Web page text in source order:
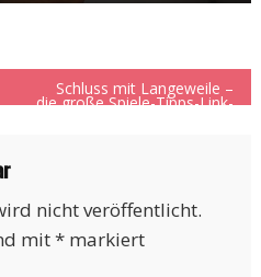
Schluss mit Langeweile –
die große Spiele-Tipps-Link-
nicht veröffentlicht.
mit*markiert